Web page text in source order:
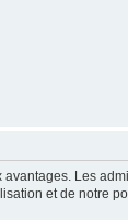
Les
et de notre